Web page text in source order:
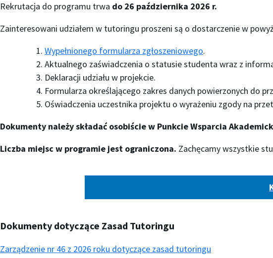
Rekrutacja do programu trwa do 26 października 2026 r.
Zainteresowani udziałem w tutoringu proszeni są o dostarczenie w
Wypełnionego formularza zgłoszeniowego.
Aktualnego zaświadczenia o statusie studenta wraz z
Deklaracji udziału w projekcie.
Formularza określającego zakres danych powierzonych do
Oświadczenia uczestnika projektu o wyrażeniu zgody na
Dokumenty należy składać osobiście w Punkcie Wsparcia
Liczba miejsc w programie jest ograniczona. Zachęcamy wszystkie
Dokumenty dotyczące Zasad Tutoringu
Zarządzenie nr 46 z 2026 roku dotyczące zasad tutoringu